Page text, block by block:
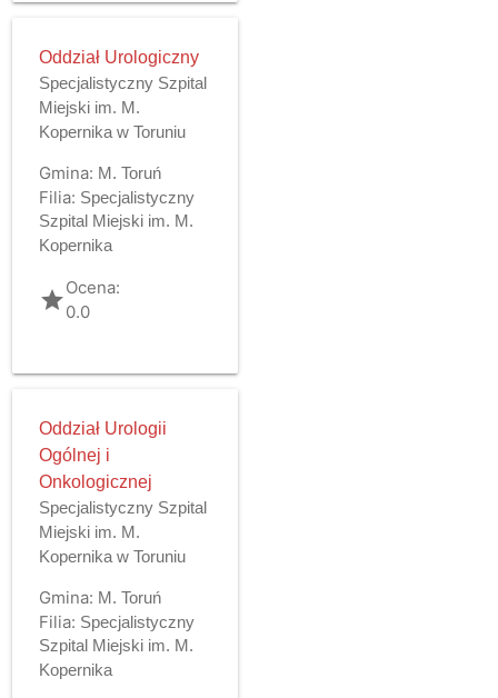
Oddział Urologiczny
Specjalistyczny Szpital
Miejski im. M.
Kopernika w Toruniu
Gmina: M. Toruń
Filia: Specjalistyczny
Szpital Miejski im. M.
Kopernika
gradeOcena:
0.0
Oddział Urologii
Ogólnej i
Onkologicznej
Specjalistyczny Szpital
Miejski im. M.
Kopernika w Toruniu
Gmina: M. Toruń
Filia: Specjalistyczny
Szpital Miejski im. M.
Kopernika